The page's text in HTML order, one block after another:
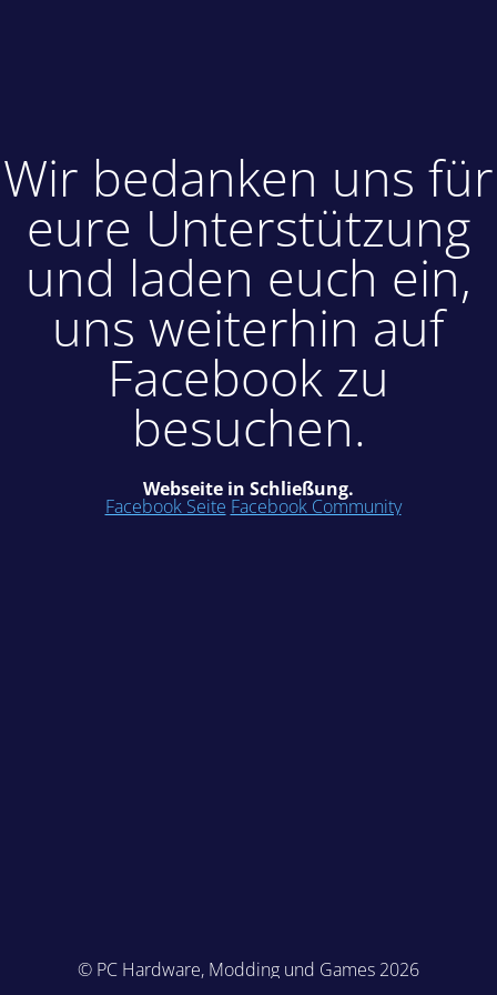
Wir bedanken uns für
eure Unterstützung
und laden euch ein,
uns weiterhin auf
Facebook zu
besuchen.
Webseite in Schließung.
Facebook Seite Facebook Community
© PC Hardware, Modding und Games 2026